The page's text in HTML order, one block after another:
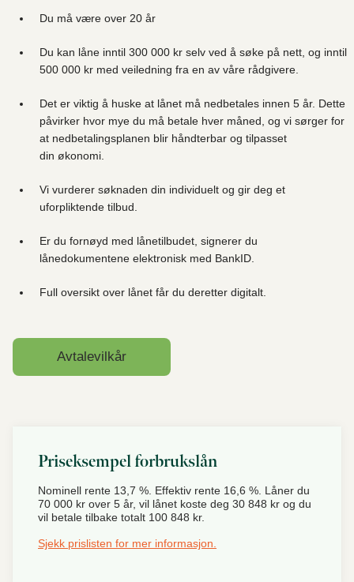
Du må være over 20 år
Du kan låne inntil 300 000 kr selv ved å søke på nett, og inntil
500 000 kr med veiledning fra en av våre rådgivere.
Det er viktig å huske at lånet må nedbetales innen 5 år. Dette
påvirker hvor mye du må betale hver måned, og vi sørger for
at nedbetalingsplanen blir håndterbar og tilpasset
din økonomi.
Vi vurderer søknaden din individuelt og gir deg et
uforpliktende tilbud.
Er du fornøyd med lånetilbudet, signerer du
lånedokumentene elektronisk med BankID.
Full oversikt over lånet får du deretter digitalt.
Avtalevilkår
Priseksempel forbrukslån
Nominell rente 13,7 %. Effektiv rente 16,6 %. Låner du
70 000 kr over 5 år, vil lånet koste deg 30 848 kr og du
vil betale tilbake totalt 100 848 kr.
Sjekk prislisten for mer informasjon.